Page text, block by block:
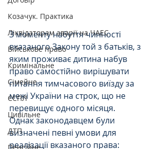
Козачук. Практика
Ліквідаторам аварії на ЧАЕС
Військове право
Кримінальне
Сімейне
ЄСПЛ
Цивільне
ДТП
З моменту набуття чинності
вказаного Закону той з батьків, з
яким проживає дитина набув
право самостійно вирішувати
питання тимчасового виїзду за
межі України на строк, що не
перевищує одного місяця.
Однак законодавцем були
визначені певні умови для
реалізації вказаного права: